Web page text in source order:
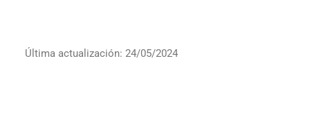
Última actualización: 24/05/2024